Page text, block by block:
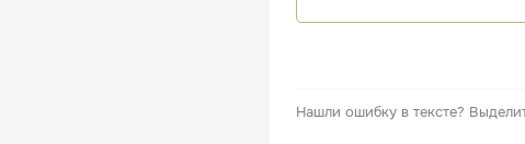
Нашли ошибку в тексте?